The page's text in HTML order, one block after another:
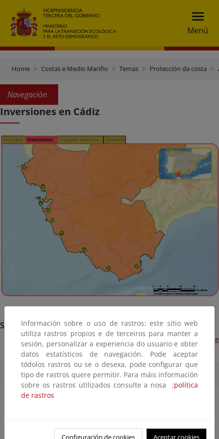
Menú
Home Costas e Medio Mariño Temas Protección da costa
Navegación
Inversiones en Cádiz
Sin municipio concreto
Conservación y Mantenimiento del litoral de la costa de
Cádiz (2013-2014) (Terminada, 2014)
Accesos directos
Información sobre o uso de rastros: este sitio web
utiliza rastros propios e de terceiros para manter a
sesión, personalizar a experiencia do usuario e obter
datos estatísticos de navegación. Pode aceptar
tódolos rastros ou se o desexa, pode configurar que
tipo de rastros quere permitir. Para máis información
sobre os rastros utilizados consulte a nosa ;política
de rastros
Configuración de cookies Aceptar cookies